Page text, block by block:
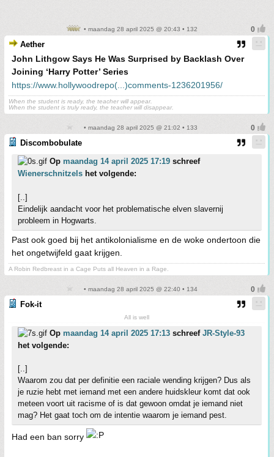
• maandag 28 april 2025 @ 20:43 • 132
Aether
John Lithgow Says He Was Surprised by Backlash Over
Joining ‘Harry Potter’ Series
https://www.hollywoodrepo(...)comments-1236201956/
When the student is ready, the teacher will appear.
When the student is truly ready, the teacher will disappear.
• maandag 28 april 2025 @ 21:02 • 133
Discombobulate
Op maandag 14 april 2025 17:19 schreef
Wienerschnitzels het volgende:
[..]
Eindelijk aandacht voor het problematische elven slavernij
probleem in Hogwarts.
Past ook goed bij het antikolonialisme en de woke ondertoon die
het ongetwijfeld gaat krijgen.
A Robin Redbreast in a Cage Puts all Heaven in a Rage.
• maandag 28 april 2025 @ 22:40 • 134
Fok-it
All is well
Op maandag 14 april 2025 17:13 schreef JR-Style-93
het volgende:
[..]
Waarom zou dat per definitie een raciale wending krijgen? Dus als
je ruzie hebt met iemand met een andere huidskleur komt dat ook
meteen voort uit racisme of is dat gewoon omdat je iemand niet
mag? Het gaat toch om de intentie waarom je iemand pest.
Had een ban sorry